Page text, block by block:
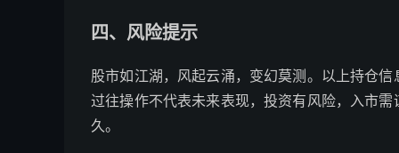
四、风险提示
股市如江湖，风起云涌，变幻莫测。以上持仓
过往操作不代表未来表现，投资有风险，入市
久。